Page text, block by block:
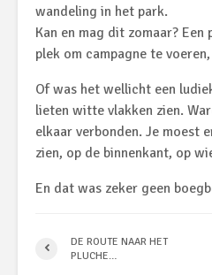
wandeling in het park.
Kan en mag dit zomaar?
plek om campagne te
Of was het wellicht een
lieten witte vlakken zien.
elkaar verbonden. Je moest
zien, op de binnenkant, op
En dat was zeker geen
DE ROUTE NAAR HET
PLUCHE…